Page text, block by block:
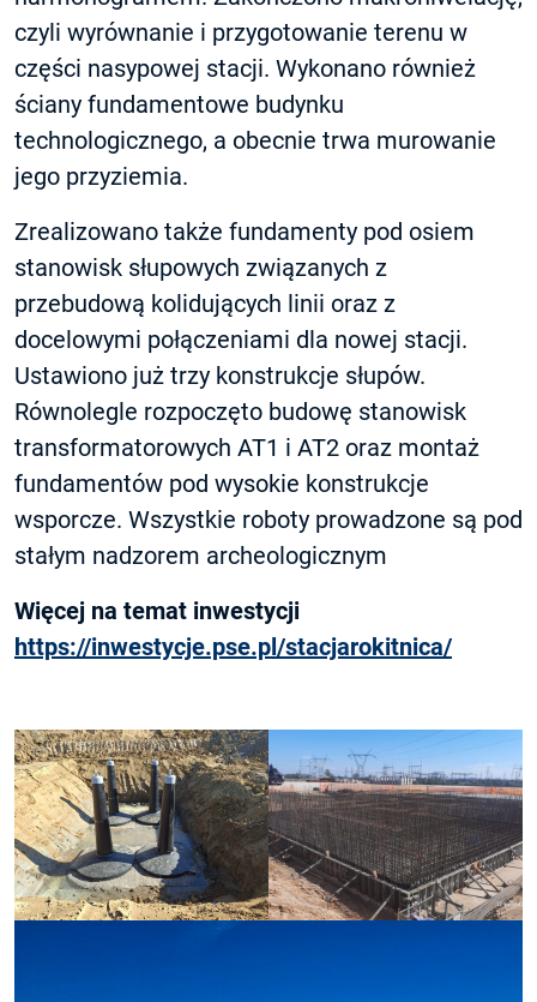
czyli wyrównanie i przygotowanie terenu w
części nasypowej stacji. Wykonano również
ściany fundamentowe budynku
technologicznego, a obecnie trwa murowanie
jego przyziemia.
Zrealizowano także fundamenty pod osiem
stanowisk słupowych związanych z
przebudową kolidujących linii oraz z
docelowymi połączeniami dla nowej stacji.
Ustawiono już trzy konstrukcje słupów.
Równolegle rozpoczęto budowę stanowisk
transformatorowych AT1 i AT2 oraz montaż
fundamentów pod wysokie konstrukcje
wsporcze. Wszystkie roboty prowadzone są pod
stałym nadzorem archeologicznym
Więcej na temat inwestycji
https://inwestycje.pse.pl/stacjarokitnica/